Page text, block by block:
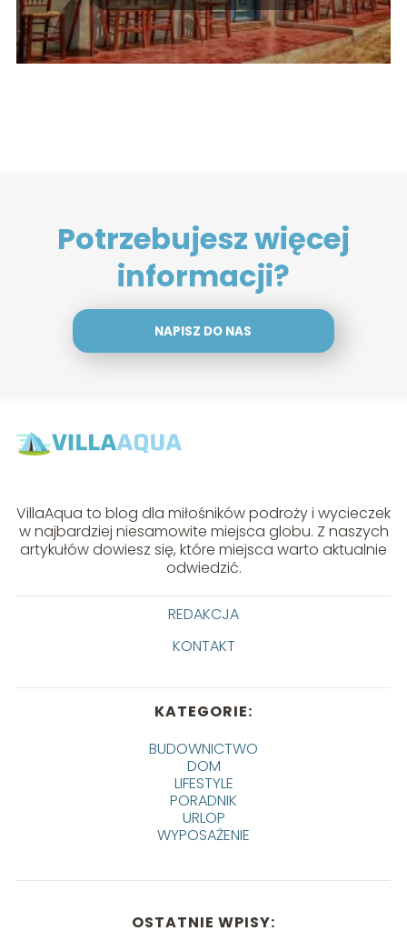
Potrzebujesz więcej
informacji?
NAPISZ DO NAS
VillaAqua to blog dla miłośników podroży i wycieczek
w najbardziej niesamowite miejsca globu. Z naszych
artykułów dowiesz się, które miejsca warto aktualnie
odwiedzić.
REDAKCJA
KONTAKT
KATEGORIE:
BUDOWNICTWO
DOM
LIFESTYLE
PORADNIK
URLOP
WYPOSAŻENIE
OSTATNIE WPISY: